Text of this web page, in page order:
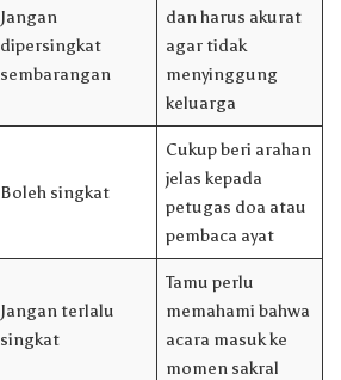
Jangan
dipersingkat
sembarangan
dan harus akurat
agar tidak
menyinggung
keluarga
Boleh singkat
Cukup beri arahan
jelas kepada
petugas doa atau
pembaca ayat
Jangan terlalu
singkat
Tamu perlu
memahami bahwa
acara masuk ke
momen sakral